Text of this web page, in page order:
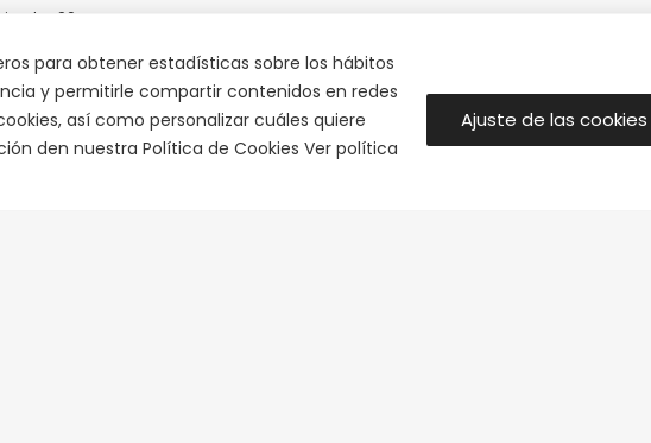
para obtener estadísticas sobre los hábitos
y permitirle compartir contenidos en redes
así como personalizar cuáles quiere
den nuestra Política de Cookies Ver política
Ajuste de las cookies
90cm